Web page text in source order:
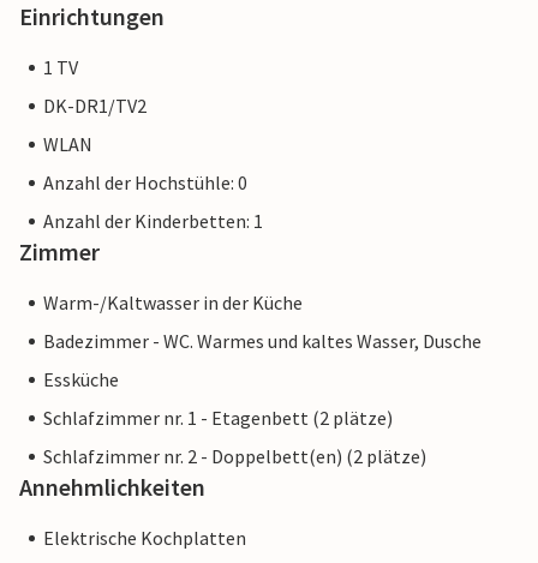
Einrichtungen
1 TV
DK-DR1/TV2
WLAN
Anzahl der Hochstühle: 0
Anzahl der Kinderbetten: 1
Zimmer
Warm-/Kaltwasser in der Küche
Badezimmer - WC. Warmes und kaltes Wasser, Dusche
Essküche
Schlafzimmer nr. 1 - Etagenbett (2 plätze)
Schlafzimmer nr. 2 - Doppelbett(en) (2 plätze)
Annehmlichkeiten
Elektrische Kochplatten